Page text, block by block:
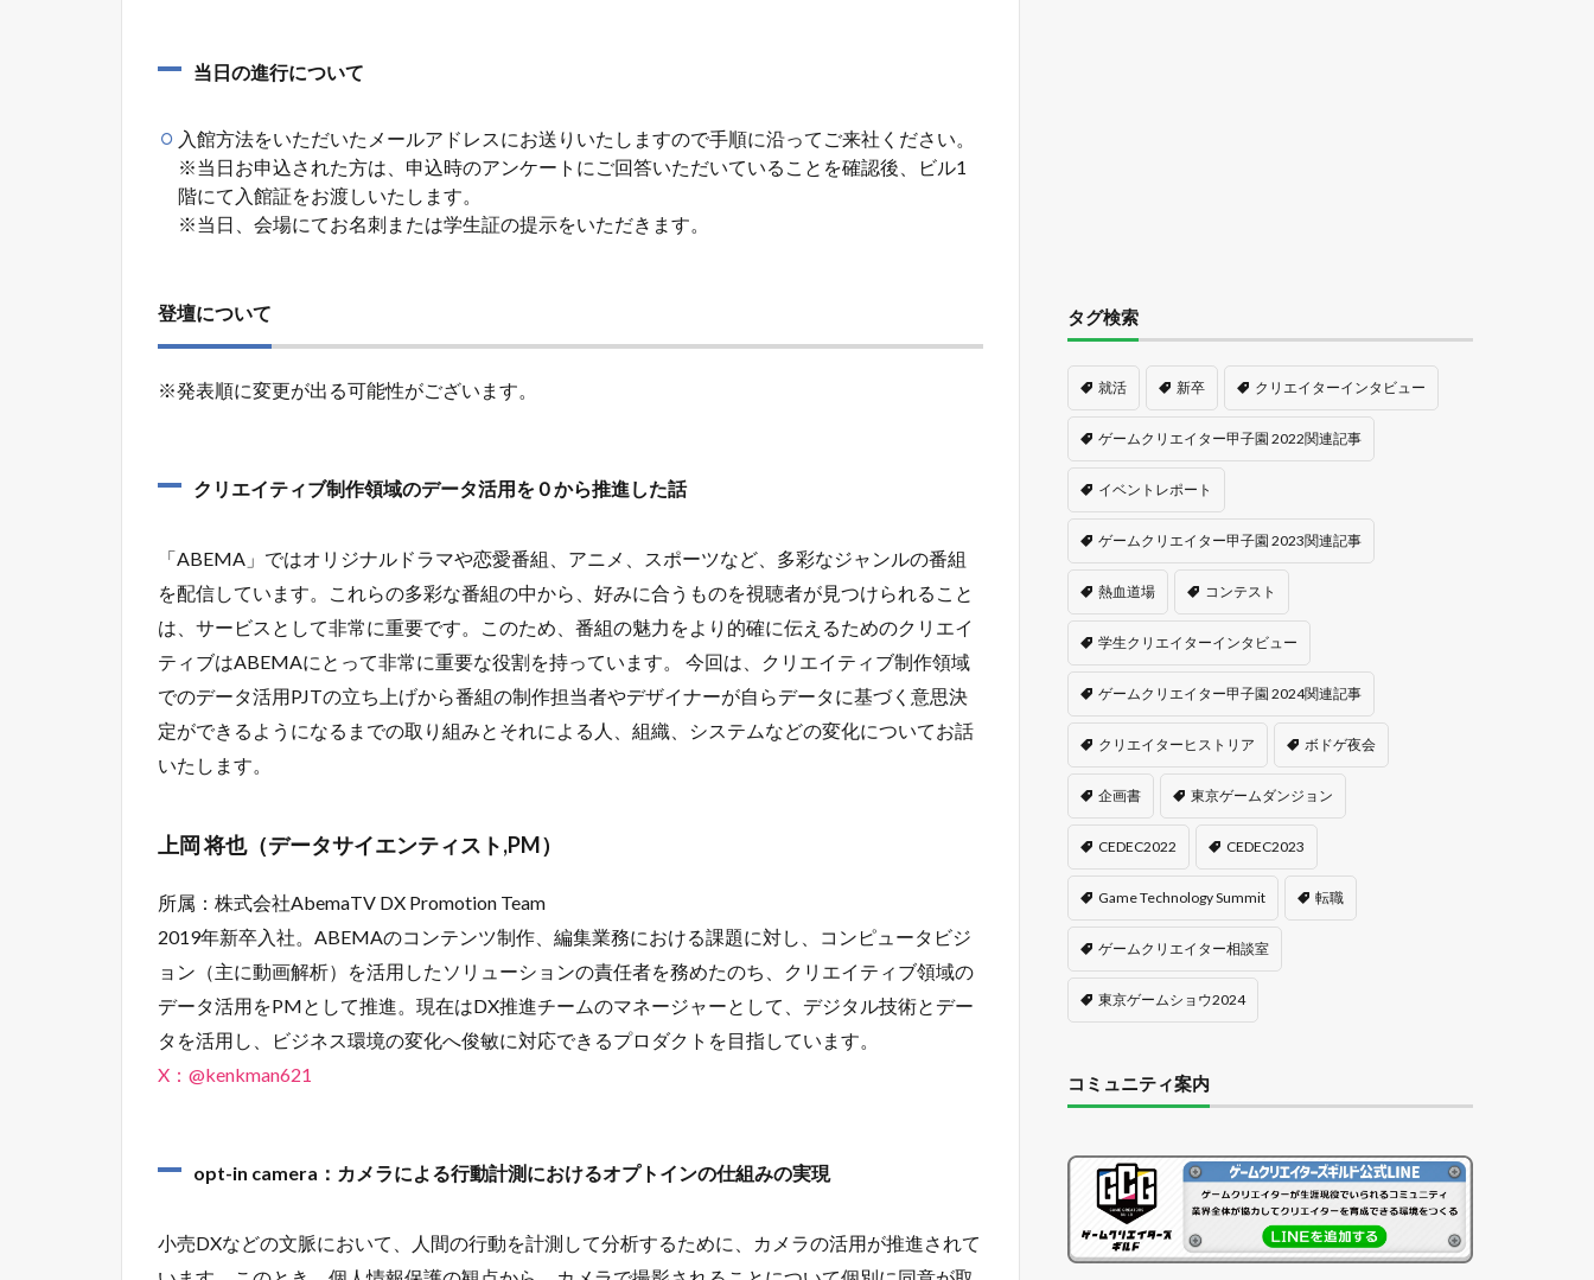
当日の進行について
入館方法をいただいたメールアドレスにお送りいたしますので手順に沿ってご来社ください。
※当日お申込された方は、申込時のアンケートにご回答いただいていることを確認後、ビル1
階にて入館証をお渡しいたします。
※当日、会場にてお名刺または学生証の提示をいただきます。
登壇について
※発表順に変更が出る可能性がございます。
クリエイティブ制作領域のデータ活用を０から推進した話
「ABEMA」ではオリジナルドラマや恋愛番組、アニメ、スポーツなど、多彩なジャンルの番組
を配信しています。これらの多彩な番組の中から、好みに合うものを視聴者が見つけられること
は、サービスとして非常に重要です。このため、番組の魅力をより的確に伝えるためのクリエイ
ティブはABEMAにとって非常に重要な役割を持っています。 今回は、クリエイティブ制作領域
でのデータ活用PJTの立ち上げから番組の制作担当者やデザイナーが自らデータに基づく意思決
定ができるようになるまでの取り組みとそれによる人、組織、システムなどの変化についてお話
いたします。
上岡 将也（データサイエンティスト,PM）
所属：株式会社AbemaTV DX Promotion Team
2019年新卒入社。ABEMAのコンテンツ制作、編集業務における課題に対し、コンピュータビジ
ョン（主に動画解析）を活用したソリューションの責任者を務めたのち、クリエイティブ領域の
データ活用をPMとして推進。現在はDX推進チームのマネージャーとして、デジタル技術とデー
タを活用し、ビジネス環境の変化へ俊敏に対応できるプロダクトを目指しています。
X：@kenkman621
opt-in camera：カメラによる行動計測におけるオプトインの仕組みの実現
小売DXなどの文脈において、人間の行動を計測して分析するために、カメラの活用が推進されて
タグ検索
就活 新卒 クリエイターインタビュー
ゲームクリエイター甲子園 2022関連記事
イベントレポート
ゲームクリエイター甲子園 2023関連記事
熱血道場 コンテスト
学生クリエイターインタビュー
ゲームクリエイター甲子園 2024関連記事
クリエイターヒストリア ボドゲ夜会
企画書 東京ゲームダンジョン
CEDEC2022 CEDEC2023
Game Technology Summit 転職
ゲームクリエイター相談室
東京ゲームショウ2024
コミュニティ案内